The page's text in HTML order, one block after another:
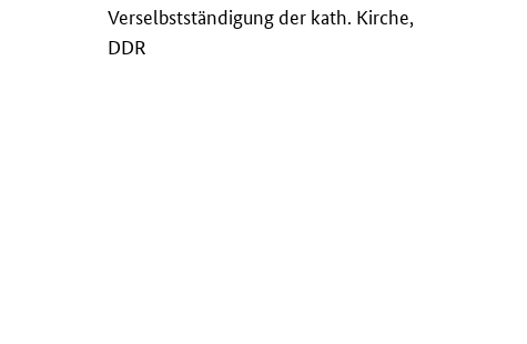
Verselbstständigung der kath. Kirche,
DDR